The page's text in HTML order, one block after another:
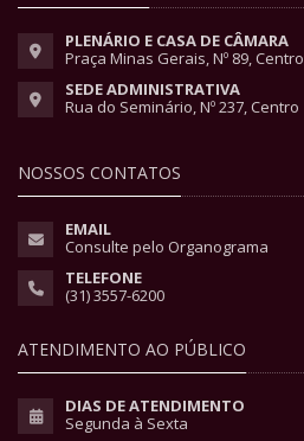
PLENÁRIO E CASA DE CÂMARA
Praça Minas Gerais, Nº 89, Centro
SEDE ADMINISTRATIVA
Rua do Seminário, Nº 237, Centro
NOSSOS CONTATOS
EMAIL
Consulte pelo Organograma
TELEFONE
(31) 3557-6200
ATENDIMENTO AO PÚBLICO
DIAS DE ATENDIMENTO
Segunda à Sexta